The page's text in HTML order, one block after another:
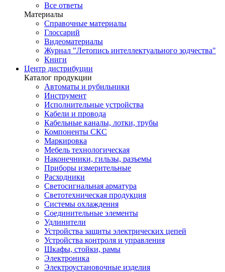
Все ответы
Материалы
Справочные материалы
Глоссарий
Видеоматериалы
Журнал "Летопись интеллектуального зодчества"
Книги
Центр дистрибуции
Каталог продукции
Автоматы и рубильники
Инструмент
Исполнительные устройства
Кабели и провода
Кабельные каналы, лотки, трубы
Компоненты СКС
Маркировка
Мебель технологическая
Наконечники, гильзы, разъемы
Приборы измерительные
Расходники
Светосигнальная арматура
Светотехническая продукция
Системы охлаждения
Соединительные элементы
Удлинители
Устройства защиты электрических цепей
Устройства контроля и управления
Шкафы, стойки, рамы
Электроника
Электроустановочные изделия